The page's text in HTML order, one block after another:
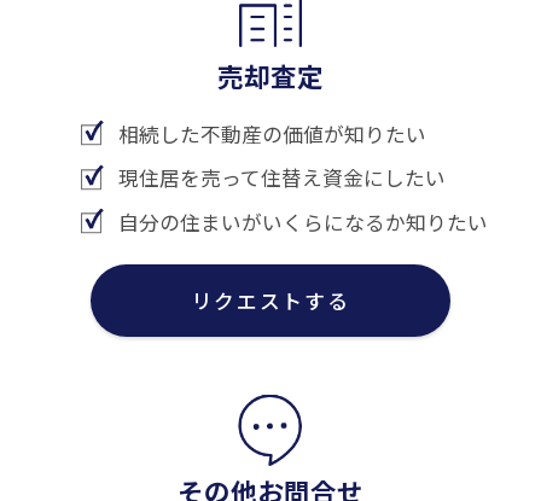
売却査定
相続した不動産の価値が知りたい
現住居を売って住替え資金にしたい
自分の住まいがいくらになるか知りたい
リクエストする
その他お問合せ